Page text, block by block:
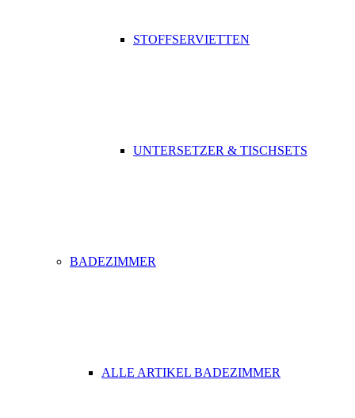
STOFFSERVIETTEN
UNTERSETZER & TISCHSETS
BADEZIMMER
ALLE ARTIKEL BADEZIMMER